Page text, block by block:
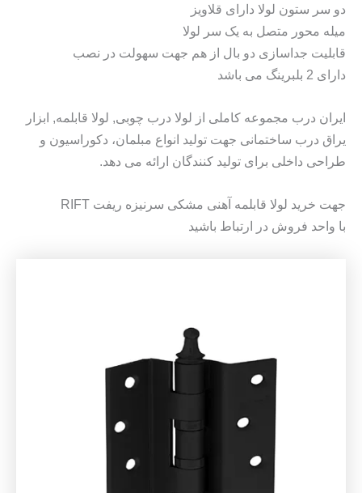
دو سر ستون لولا دارای قلاویز
میله محور متصل به یک سر لولا
قابلیت جداسازی دو بال از هم جهت سهولت در نصب
دارای 2 بلبرینگ می باشد
ایران درب مجموعه کاملی از لولا درب چوبی, لولا قابلمه, ابزار
یراق درب ساختمانی جهت تولید انواع مبلمان، دکوراسیون و
طراحی داخلی برای تولید کنندگان ارائه می دهد.
جهت خرید لولا قابلمه آهنی مشکی سرنیزه ریفت RIFT
با واحد فروش در ارتباط باشید